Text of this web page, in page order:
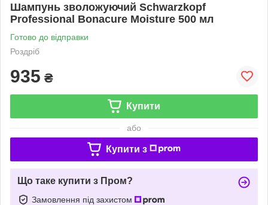
Шампунь зволожуючий Schwarzkopf
Professional Bonacure Moisture 500 мл
Готово до відправки
Роздріб
935 ₴
Купити
або
Купити з
Що таке купити з Пром?
Замовлення під захистом